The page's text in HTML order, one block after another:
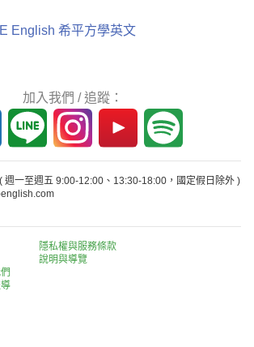
English 希平方學英文
加入我們 / 追蹤：
( 週一至週五 9:00-12:00、13:30-18:00，國定假日除外 )
隱私權與服務條款
說明與導覽